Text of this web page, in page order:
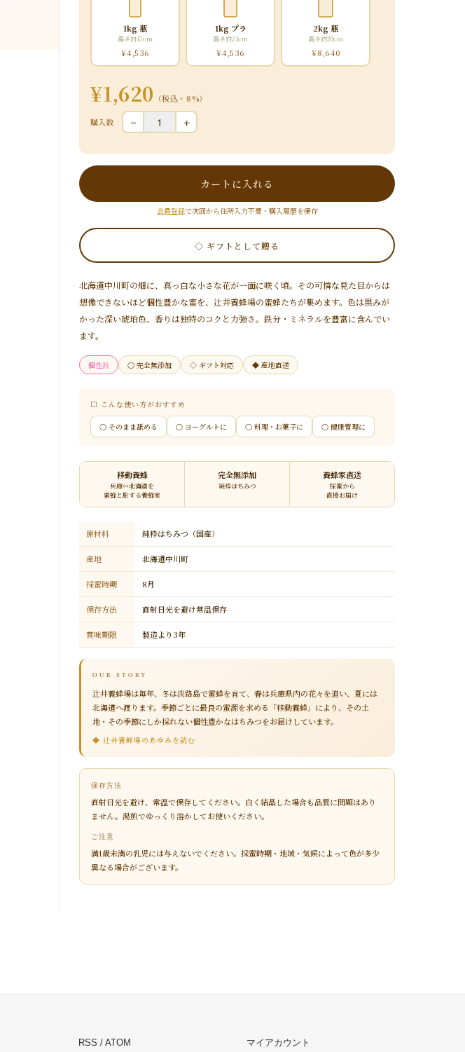
1kg 瓶
高さ約17cm
¥4,536
1kg プラ
高さ約21cm
¥4,536
2kg 瓶
高さ約20cm
¥8,640
¥1,620 （税込・8%）
購入数 − +
カートに入れる
会員登録で次回から住所入力不要・購入履歴を保存
◇ ギフトとして贈る
北海道中川町の畑に、真っ白な小さな花が一面に咲く頃。その可憐な見た目からは
想像できないほど個性豊かな蜜を、辻井養蜂場の蜜蜂たちが集めます。色は黒みが
かった深い琥珀色、香りは独特のコクと力強さ。鉄分・ミネラルを豊富に含んでい
ます。
個性派 ○ 完全無添加 ◇ ギフト対応 ◆ 産地直送
□ こんな使い方がおすすめ
○ そのまま舐める ○ ヨーグルトに ○ 料理・お菓子に ○ 健康管理に
移動養蜂
兵庫↔北海道を
蜜蜂と旅する養蜂家
完全無添加
純粋はちみつ
養蜂家直送
採蜜から
直接お届け
原材料 純粋はちみつ（国産）
産地 北海道中川町
採蜜時期 8月
保存方法 直射日光を避け常温保存
賞味期限 製造より3年
OUR STORY
辻井養蜂場は毎年、冬は淡路島で蜜蜂を育て、春は兵庫県内の花々を追い、夏には
北海道へ渡ります。季節ごとに最良の蜜源を求める「移動養蜂」により、その土
地・その季節にしか採れない個性豊かなはちみつをお届けしています。
◆ 辻井養蜂場のあゆみを読む
保存方法
直射日光を避け、常温で保存してください。白く結晶した場合も品質に問題はあり
ません。湯煎でゆっくり溶かしてお使いください。
ご注意
満1歳未満の乳児には与えないでください。採蜜時期・地域・気候によって色が多少
異なる場合がございます。
RSS / ATOM マイアカウント